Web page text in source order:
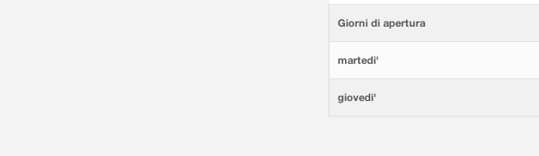
Giorni di apertura
martedi'
giovedi'